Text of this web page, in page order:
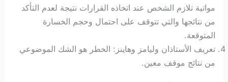
مواتية تلازم الشخص عند اتخاذه القرارات نتيجة لعدم التأكد
من نتائجها والتي تتوقف على احتمال وحجم الخسارة
المتوقعة.
تعريف الأستاذان وليامز وهاينز: الخطر هو الشك الموضوعي
من نتائج موقف معين.